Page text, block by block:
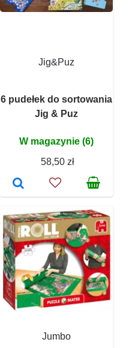
Jig&Puz
6 pudełek do sortowania
Jig & Puz
W magazynie (6)
58,50 zł
Jumbo